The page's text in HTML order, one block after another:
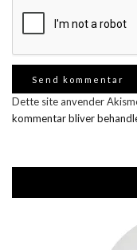
Dette site anvender
kommentar bliver